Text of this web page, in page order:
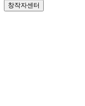
창작자센터